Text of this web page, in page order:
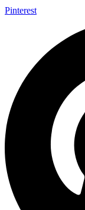
Pinterest